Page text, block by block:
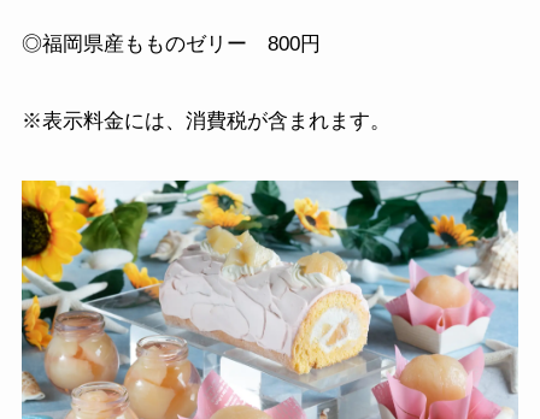
◎福岡県産もものゼリー 800円
※表示料金には、消費税が含まれます。